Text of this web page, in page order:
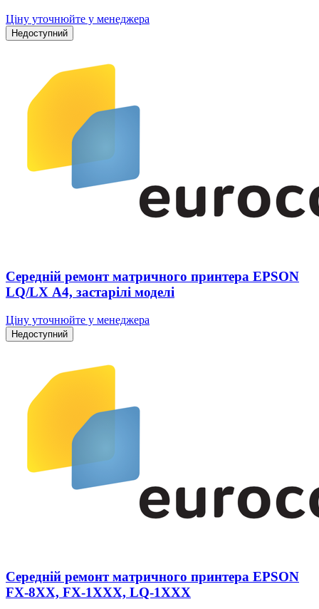
Ціну уточнюйте у менеджера
Недоступний
Середній ремонт матричного принтера EPSON
LQ/LX А4, застарілі моделі
Ціну уточнюйте у менеджера
Недоступний
Середній ремонт матричного принтера EPSON
FX-8XX, FX-1XXX, LQ-1XXX